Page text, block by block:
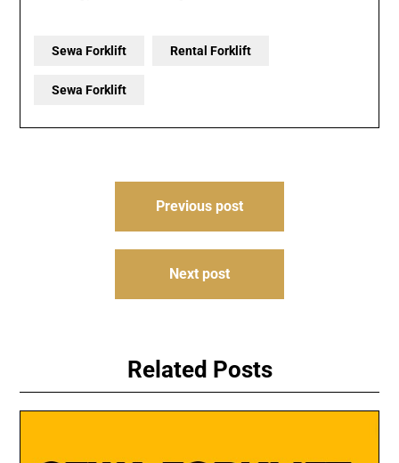
Sewa Forklift Rental Forklift
Sewa Forklift
Previous post
Next post
Related Posts